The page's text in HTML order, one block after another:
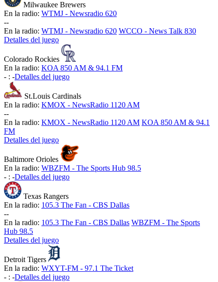
Milwaukee Brewers
En la radio: WTMJ - Newsradio 620
--
En la radio: WTMJ - Newsradio 620 WCCO - News Talk 830
Detalles del juego
Colorado Rockies
En la radio: KOA 850 AM & 94.1 FM
- : -Detalles del juego
St.Louis Cardinals
En la radio: KMOX - NewsRadio 1120 AM
--
En la radio: KMOX - NewsRadio 1120 AM KOA 850 AM & 94.1
FM
Detalles del juego
Baltimore Orioles
En la radio: WBZFM - The Sports Hub 98.5
- : -Detalles del juego
Texas Rangers
En la radio: 105.3 The Fan - CBS Dallas
--
En la radio: 105.3 The Fan - CBS Dallas WBZFM - The Sports
Hub 98.5
Detalles del juego
Detroit Tigers
En la radio: WXYT-FM - 97.1 The Ticket
- : -Detalles del juego